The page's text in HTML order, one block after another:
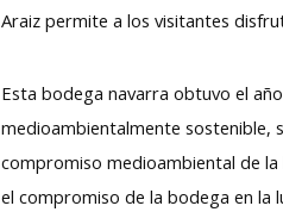
Araiz permite a los visitantes
Esta bodega navarra obtuvo el
medioambientalmente sostenible,
compromiso medioambiental de
el compromiso de la bodega en la